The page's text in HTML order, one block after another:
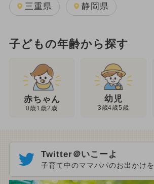
三重県 静岡県
子どもの年齢から探す
赤ちゃん
0歳1歳2歳
幼児
3歳4歳5歳
Twitter＠いこーよ
子育て中のママパパのお出かけを